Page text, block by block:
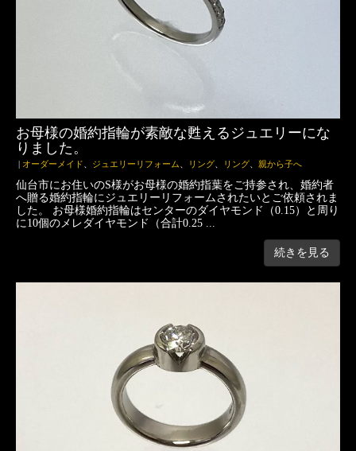
お母様の婚約指輪が素敵な甦えるジュエリーにな
りました。
オーダーメイド、 ジュエリーリフォーム、 リング、 リング、 親から子へ
仙台市にお住いのS様がお母様の婚約指葉をご持参され、婚約者
へ贈る婚約指輪にジュエリーリフォームされたいとご依頼されま
した。 お母様婚約指輪はセンターのダイヤモンド（0.15）と周り
に10個のメレダイヤモンド（合計0.25 ...
続きを見る